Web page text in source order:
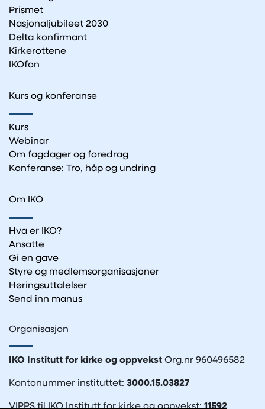
Prismet
Nasjonaljubileet 2030
Delta konfirmant
Kirkerottene
IKOfon
Kurs og konferanse
Kurs
Webinar
Om fagdager og foredrag
Konferanse: Tro, håp og undring
Om IKO
Hva er IKO?
Ansatte
Gi en gave
Styre og medlemsorganisasjoner
Høringsuttalelser
Send inn manus
Organisasjon
IKO Institutt for kirke og oppvekst Org.nr 960496582
Kontonummer instituttet: 3000.15.03827
VIPPS til IKO Institutt for kirke og oppvekst:11592